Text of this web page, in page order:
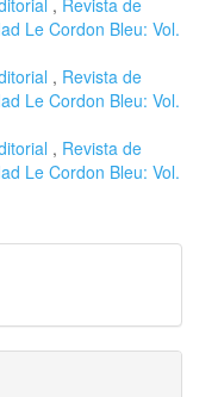
, Revista de
Le Cordon Bleu: Vol.
, Revista de
Le Cordon Bleu: Vol.
, Revista de
Le Cordon Bleu: Vol.